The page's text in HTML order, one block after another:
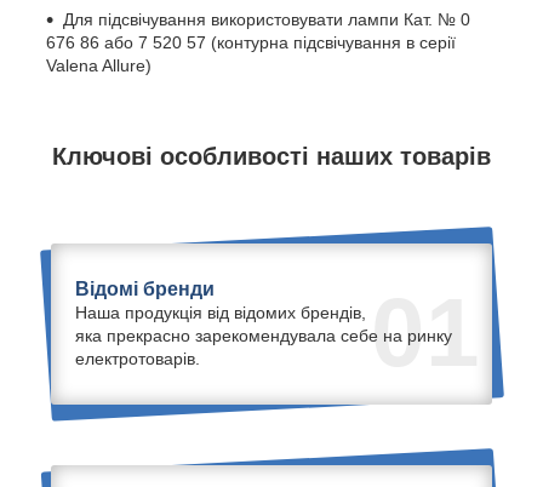
Для підсвічування використовувати лампи Кат. № 0
676 86 або 7 520 57 (контурна підсвічування в серії
Valena Allure)
Ключові особливості наших товарів
01
Відомі бренди
Наша продукція від відомих брендів,
яка прекрасно зарекомендувала себе на ринку
електротоварів.